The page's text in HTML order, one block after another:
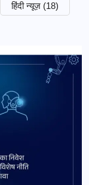
हिंदी न्यूज़ (18)